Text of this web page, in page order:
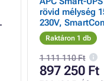
rövid mélység
230V,
(1350W), 3U,
30,2 cm
Raktáron 1 db
1 111 110 Ft
897 250 Ft